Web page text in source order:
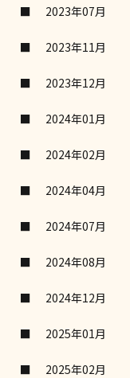
2023年07月
2023年11月
2023年12月
2024年01月
2024年02月
2024年04月
2024年07月
2024年08月
2024年12月
2025年01月
2025年02月